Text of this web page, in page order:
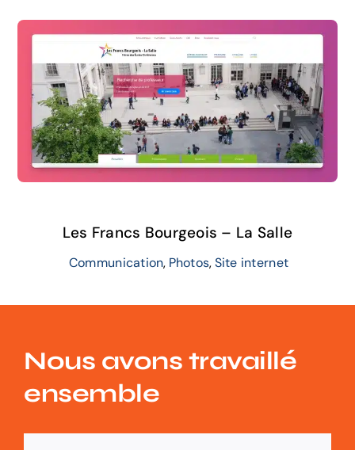
Les Francs Bourgeois – La Salle
Communication, Photos,Site internet
Nous avons travaillé
ensemble